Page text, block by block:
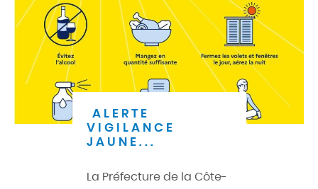
ALERTE
VIGILANCE
JAUNE...
La Préfecture de la Côte-